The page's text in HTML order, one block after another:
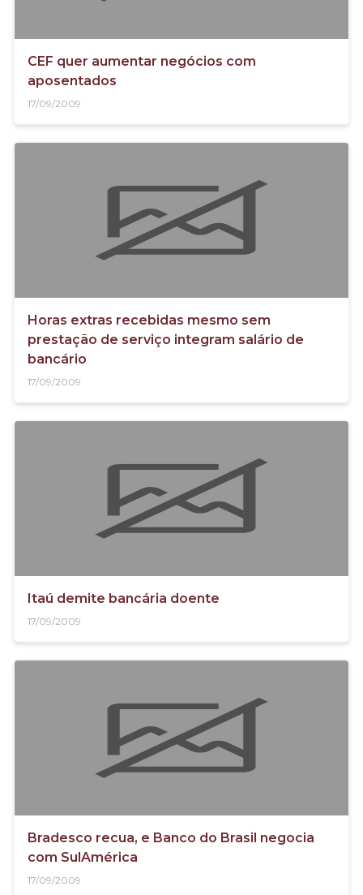
CEF quer aumentar negócios com
aposentados
17/09/2009
Horas extras recebidas mesmo sem
prestação de serviço integram salário de
bancário
17/09/2009
Itaú demite bancária doente
17/09/2009
Bradesco recua, e Banco do Brasil negocia
com SulAmérica
17/09/2009